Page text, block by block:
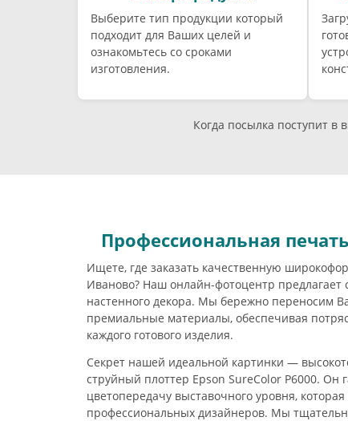
Выберите тип продукции который
подходит для Ваших целей и
ознакомьтесь со сроками
изготовления.
Когда посылка поступит
Профессиональная
Ищете, где заказать качественную
Иваново? Наш онлайн-фотоцентр предлагает
настенного декора. Мы бережно переносим
премиальные материалы, обеспечивая
каждого готового изделия.
Секрет нашей идеальной картинки —
струйный плоттер Epson SureColor P6000. Он
цветопередачу выставочного уровня,
профессиональных дизайнеров. Мы